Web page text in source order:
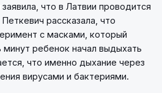
что в Латвии проводится
рассказала, что
с масками, который
минут ребенок начал выдыхать
что именно дыхание через
вирусами и бактериями.